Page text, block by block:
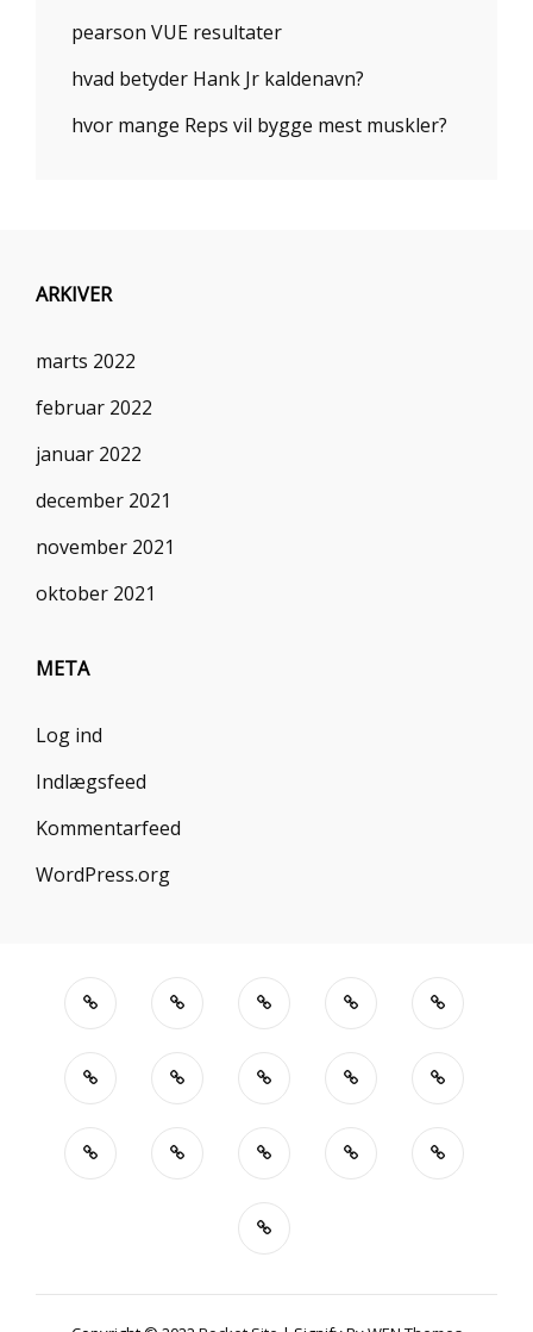
pearson VUE resultater
hvad betyder Hank Jr kaldenavn?
hvor mange Reps vil bygge mest muskler?
ARKIVER
marts 2022
februar 2022
januar 2022
december 2021
november 2021
oktober 2021
META
Log ind
Indlægsfeed
Kommentarfeed
WordPress.org